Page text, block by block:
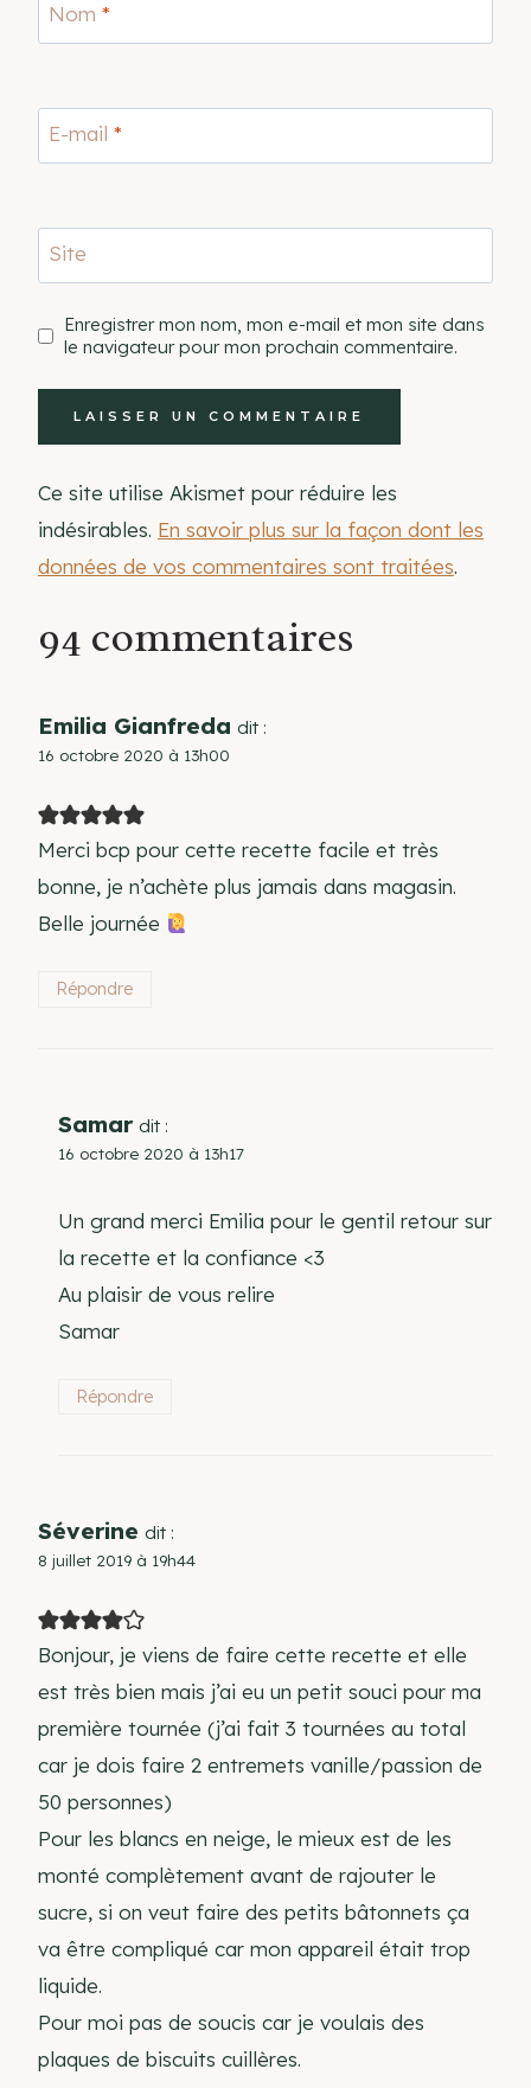
Nom *
E-mail *
Site
Enregistrer mon nom, mon e-mail et mon site dans
le navigateur pour mon prochain commentaire.
Ce site utilise Akismet pour réduire les
indésirables. En savoir plus sur la façon dont les
données de vos commentaires sont traitées.
94 commentaires
Emilia Gianfreda dit :
16 octobre 2020 à 13h00
Merci bcp pour cette recette facile et très
bonne, je n’achète plus jamais dans magasin.
Belle journée
Répondre
Samar dit :
16 octobre 2020 à 13h17
Un grand merci Emilia pour le gentil retour sur
la recette et la confiance <3
Au plaisir de vous relire
Samar
Répondre
Séverine dit :
8 juillet 2019 à 19h44
Bonjour, je viens de faire cette recette et elle
est très bien mais j’ai eu un petit souci pour ma
première tournée (j’ai fait 3 tournées au total
car je dois faire 2 entremets vanille/passion de
50 personnes)
Pour les blancs en neige, le mieux est de les
monté complètement avant de rajouter le
sucre, si on veut faire des petits bâtonnets ça
va être compliqué car mon appareil était trop
liquide.
Pour moi pas de soucis car je voulais des
plaques de biscuits cuillères.